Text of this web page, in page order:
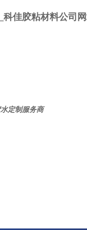
科佳胶粘材料公司
定制服务商